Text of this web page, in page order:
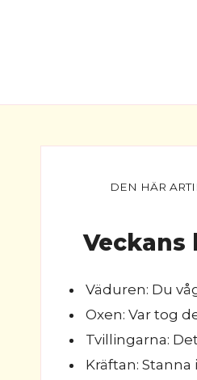
Veckans
Väduren: Du
Oxen: Var tog
Tvillingarna:
Kräftan: